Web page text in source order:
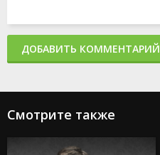
ДОБАВИТЬ КОММЕНТАРИЙ
Смотрите также